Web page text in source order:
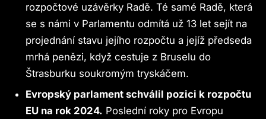
rozpočtové uzávěrky Radě. Té samé Radě, která
se s námi v Parlamentu odmítá už 13 let sejít na
projednání stavu jejího rozpočtu a jejíž předseda
mrhá penězi, když cestuje z Bruselu do
Štrasburku soukromým tryskáčem.
Evropský parlament schválil pozici k rozpočtu
EU na rok 2024. Poslední roky pro Evropu